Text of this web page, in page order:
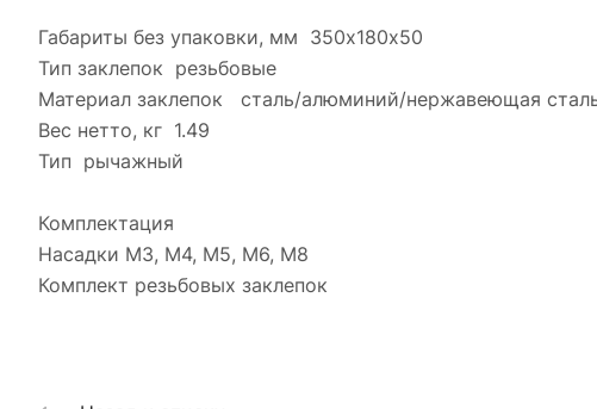
Габариты без упаковки, мм 350х180х50
Тип заклепок резьбовые
Материал заклепок сталь/алюминий/нержавеющая
Вес нетто, кг 1.49
Тип рычажный
Комплектация
Насадки М3, М4, М5, М6, М8
Комплект резьбовых заклепок